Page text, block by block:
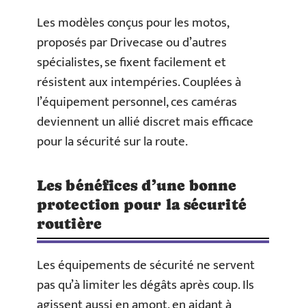
Les modèles conçus pour les motos,
proposés par Drivecase ou d’autres
spécialistes, se fixent facilement et
résistent aux intempéries. Couplées à
l’équipement personnel, ces caméras
deviennent un allié discret mais efficace
pour la sécurité sur la route.
Les bénéfices d’une bonne
protection pour la sécurité
routière
Les équipements de sécurité ne servent
pas qu’à limiter les dégâts après coup. Ils